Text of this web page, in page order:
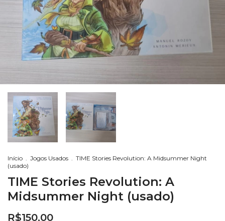
Início . Jogos Usados . TIME Stories Revolution: A Midsummer Night
(usado)
TIME Stories Revolution: A
Midsummer Night (usado)
R$150,00